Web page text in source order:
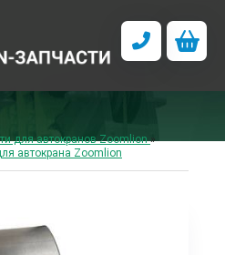
для автокранов Zoomlion »
автокрана Zoomlion